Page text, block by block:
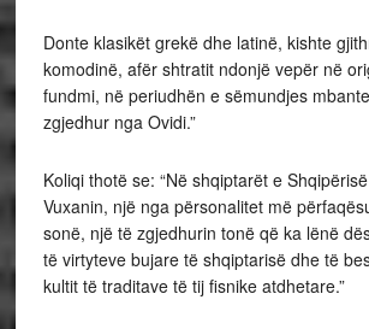
Donte klasikët grekë dhe latinë, kishte
komodinë, afër shtratit ndonjë vepër në
fundmi, në periudhën e sëmundjes
zgjedhur nga Ovidi.”
Koliqi thotë se: “Në shqiptarët e
Vuxanin, një nga përsonalitet më
sonë, një të zgjedhurin tonë që ka lënë
të virtyteve bujare të shqiptarisë dhe të
kultit të traditave të tij fisnike atdhetare.”